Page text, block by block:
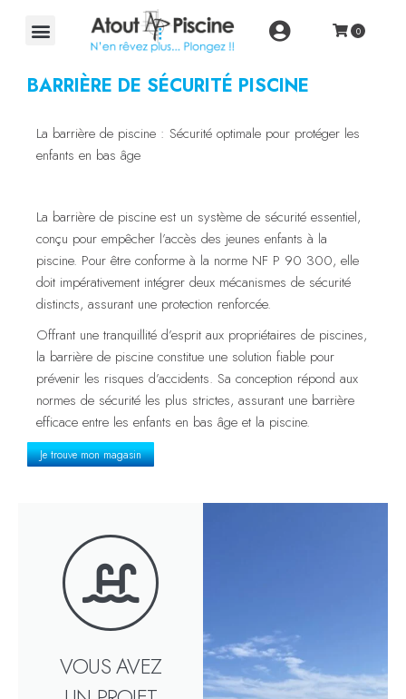
BARRIÈRE DE SÉCURITÉ PISCINE
La barrière de piscine : Sécurité optimale pour protéger les
enfants en bas âge
La barrière de piscine est un système de sécurité essentiel,
conçu pour empêcher l’accès des jeunes enfants à la
piscine. Pour être conforme à la norme NF P 90 300, elle
doit impérativement intégrer deux mécanismes de sécurité
distincts, assurant une protection renforcée.
Offrant une tranquillité d’esprit aux propriétaires de piscines,
la barrière de piscine constitue une solution fiable pour
prévenir les risques d’accidents. Sa conception répond aux
normes de sécurité les plus strictes, assurant une barrière
efficace entre les enfants en bas âge et la piscine.
Je trouve mon magasin
VOUS AVEZ